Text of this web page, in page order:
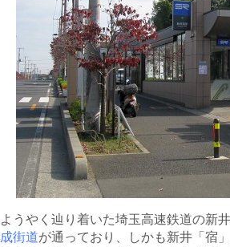
ようやく辿り着いた埼玉高速鉄道の新
成街道が通っており、しかも新井「宿